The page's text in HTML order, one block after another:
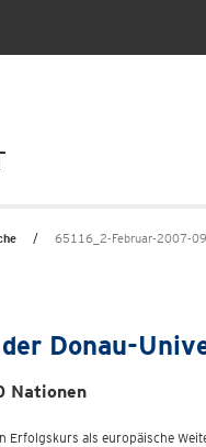
65116_2-Februar-2007-
Donau-
Nationen
Erfolgskurs als europäische